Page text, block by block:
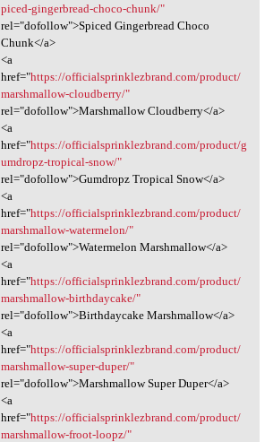
piced-gingerbread-choco-chunk/"
rel="dofollow">Spiced Gingerbread Choco
Chunk</a>
<a
href="https://officialsprinklezbrand.com/product/
marshmallow-cloudberry/"
rel="dofollow">Marshmallow Cloudberry</a>
<a
href="https://officialsprinklezbrand.com/product/g
umdropz-tropical-snow/"
rel="dofollow">Gumdropz Tropical Snow</a>
<a
href="https://officialsprinklezbrand.com/product/
marshmallow-watermelon/"
rel="dofollow">Watermelon Marshmallow</a>
<a
href="https://officialsprinklezbrand.com/product/
marshmallow-birthdaycake/"
rel="dofollow">Birthdaycake Marshmallow</a>
<a
href="https://officialsprinklezbrand.com/product/
marshmallow-super-duper/"
rel="dofollow">Marshmallow Super Duper</a>
<a
href="https://officialsprinklezbrand.com/product/
marshmallow-froot-loopz/"